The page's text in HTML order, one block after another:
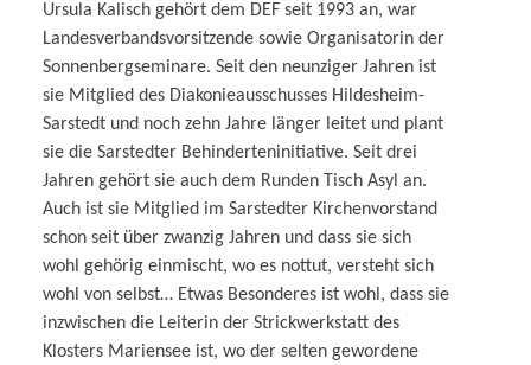
Ursula Kalisch gehört dem DEF seit 1993 an, war
Landesverbandsvorsitzende sowie Organisatorin der
Sonnenbergseminare. Seit den neunziger Jahren ist
sie Mitglied des Diakonieausschusses Hildesheim-
Sarstedt und noch zehn Jahre länger leitet und plant
sie die Sarstedter Behinderteninitiative. Seit drei
Jahren gehört sie auch dem Runden Tisch Asyl an.
Auch ist sie Mitglied im Sarstedter Kirchenvorstand
schon seit über zwanzig Jahren und dass sie sich
wohl gehörig einmischt, wo es nottut, versteht sich
wohl von selbst… Etwas Besonderes ist wohl, dass sie
inzwischen die Leiterin der Strickwerkstatt des
Klosters Mariensee ist, wo der selten gewordene